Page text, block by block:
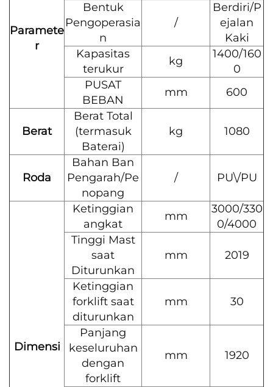
Paramete
r
Bentuk
Pengoperasia
n
/
Berdiri/P
ejalan
Kaki
Kapasitas
terukur
kg
1400/160
0
PUSAT
BEBAN
mm 600
Berat
Berat Total
(termasuk
Baterai)
kg 1080
Roda
Bahan Ban
Pengarah/Pe
nopang
/ PU\/PU
Dimensi
Ketinggian
angkat
mm
3000/330
0/4000
Tinggi Mast
saat
Diturunkan
mm 2019
Ketinggian
forklift saat
diturunkan
mm 30
Panjang
keseluruhan
dengan
forklift
mm 1920